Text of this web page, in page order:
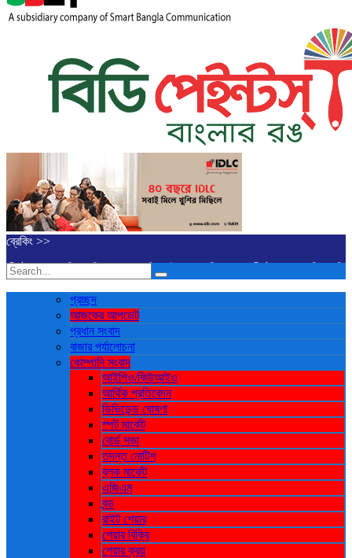
ব্রেকিং >>
দর বৃদ্ধি পাওয়া শীর্ষ ১০ কোম্পানির তালিকা প্রকাশ
অবনতি
প্রচ্ছদ
আজকের আপডেট
প্রধান সংবাদ
বাজার পর্যালোচনা
কোম্পানি সংবাদ
আইপিও/কিউআইও
আর্থিক প্রতিবেদন
ডিভিডেন্ড ঘোষণা
স্পট মার্কেট
বোর্ড সভা
তদন্ত নোটিশ
ব্লক মার্কেট
এজিএম
বন্ড
রাইট শেয়ার
শেয়ার বিক্রি
শেয়ার ক্রয়